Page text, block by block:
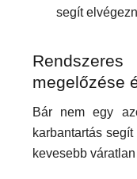
segít
megelőzése
Bár nem egy
karbantartás
kevesebb